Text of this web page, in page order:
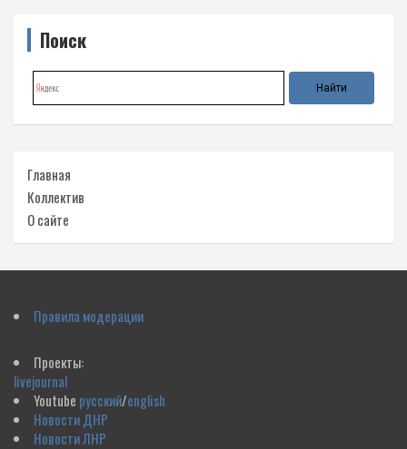
Поиск
Главная
Коллектив
О сайте
Правила модерации
Проекты:
livejournal
Youtube русский/english
Новости ДНР
Новости ЛНР